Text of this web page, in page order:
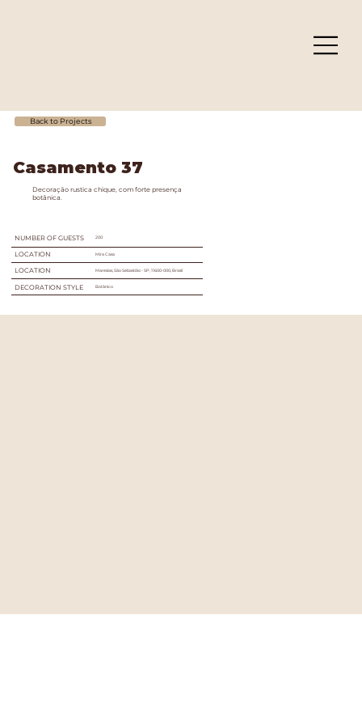
Casamento 37
Decoração rustica chique, com forte presença
botânica.
NUMBER OF GUESTS
LOCATION
LOCATION
DECORATION STYLE
200
Mira Casa
Maresias, São Sebastião - SP, 11600-000, Brasil
Botânico
Back to Projects